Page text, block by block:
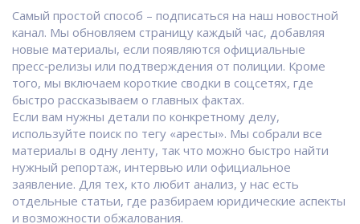
Самый простой способ – подписаться на наш новостной
канал. Мы обновляем страницу каждый час, добавляя
новые материалы, если появляются официальные
пресс‑релизы или подтверждения от полиции. Кроме
того, мы включаем короткие сводки в соцсетях, где
быстро рассказываем о главных фактах.
Если вам нужны детали по конкретному делу,
используйте поиск по тегу «аресты». Мы собрали все
материалы в одну ленту, так что можно быстро найти
нужный репортаж, интервью или официальное
заявление. Для тех, кто любит анализ, у нас есть
отдельные статьи, где разбираем юридические аспекты
и возможности обжалования.